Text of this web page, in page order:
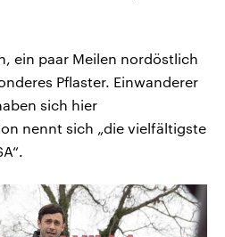
ein paar Meilen nordöstlich
Pflaster. Einwanderer
sich hier
nennt sich „die vielfältigste